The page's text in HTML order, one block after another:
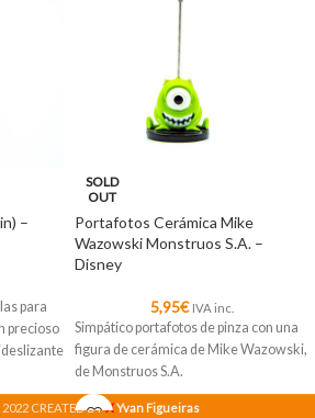
–
para
precioso
SOLD
OUT
Portafotos Cerámica Mike
Wazowski Monstruos S.A. –
Disney
5,95€ IVA inc.
Simpático portafotos de pinza con una
figura de cerámica de Mike Wazowski,
de Monstruos S.A.
2022 CREATED BYXYvan Figueiras